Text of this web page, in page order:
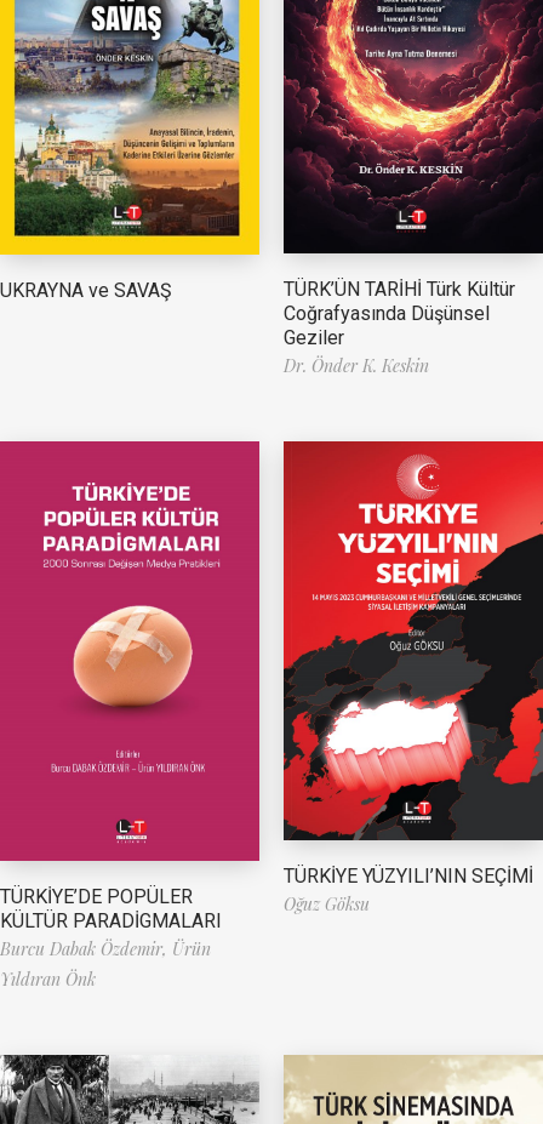
UKRAYNA ve SAVAŞ
TÜRK’ÜN TARİHİ Türk Kültür
Coğrafyasında Düşünsel
Geziler
Dr. Önder K. Keskin
TÜRKİYE’DE POPÜLER
KÜLTÜR PARADİGMALARI
Burcu Dabak Özdemir, Ürün
Yıldıran Önk
TÜRKİYE YÜZYILI’NIN SEÇİMİ
Oğuz Göksu